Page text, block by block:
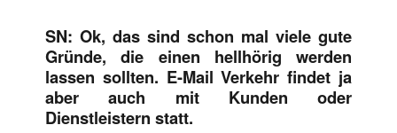
SN: Ok, das sind schon mal viele gute
Gründe, die einen hellhörig werden
lassen sollten. E-Mail Verkehr findet ja
aber auch mit Kunden oder
Dienstleistern statt.